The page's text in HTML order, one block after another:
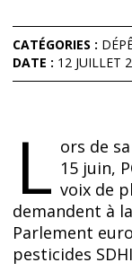
CATÉGORIES :
DATE : 12 JUILLET
L ors de sa
15 juin,
voix de
demandent à
Parlement
pesticides